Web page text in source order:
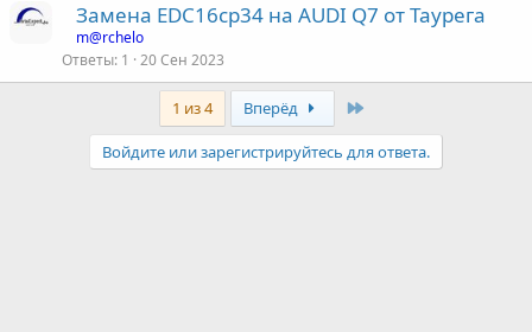
Замена EDC16cp34 на AUDI Q7 от Таурега
m@rchelo
Ответы 1 20 Сен 2023
1 из 4 Вперёд
Войдите или зарегистрируйтесь для ответа.